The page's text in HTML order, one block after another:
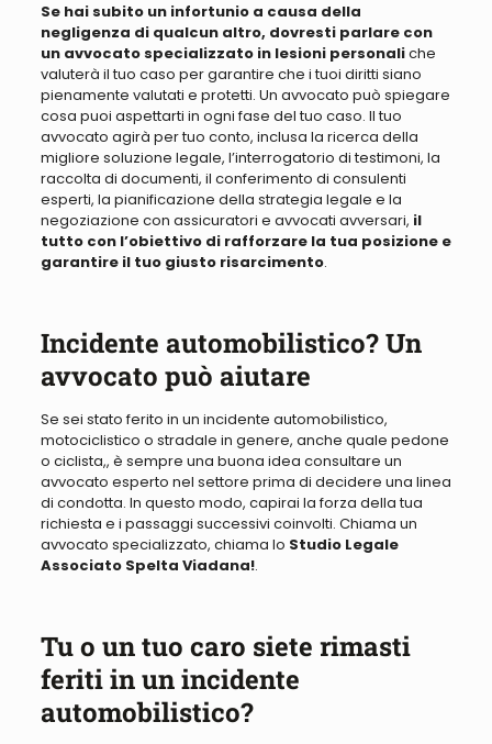
Se hai subito un infortunio a causa della
negligenza di qualcun altro, dovresti parlare con
un avvocato specializzato in lesioni personaliche
valuterà il tuo caso per garantire che i tuoi diritti siano
pienamente valutati e protetti. Un avvocato può spiegare
cosa puoi aspettarti in ogni fase del tuo caso. Il tuo
avvocato agirà per tuo conto, inclusa la ricerca della
migliore soluzione legale, l’interrogatorio di testimoni, la
raccolta di documenti, il conferimento di consulenti
esperti, la pianificazione della strategia legale e la
negoziazione con assicuratori e avvocati avversari, il
tutto con l’obiettivo di rafforzare la tua posizione e
garantire il tuo giusto risarcimento.
Incidente automobilistico? Un
avvocato può aiutare
Se sei stato ferito in un incidente automobilistico,
motociclistico o stradale in genere, anche quale pedone
o ciclista,, è sempre una buona idea consultare un
avvocato esperto nel settore prima di decidere una linea
di condotta. In questo modo, capirai la forza della tua
richiesta e i passaggi successivi coinvolti. Chiama un
avvocato specializzato, chiama lo Studio Legale
Associato Spelta Viadana!.
Tu o un tuo caro siete rimasti
feriti in un incidente
automobilistico?